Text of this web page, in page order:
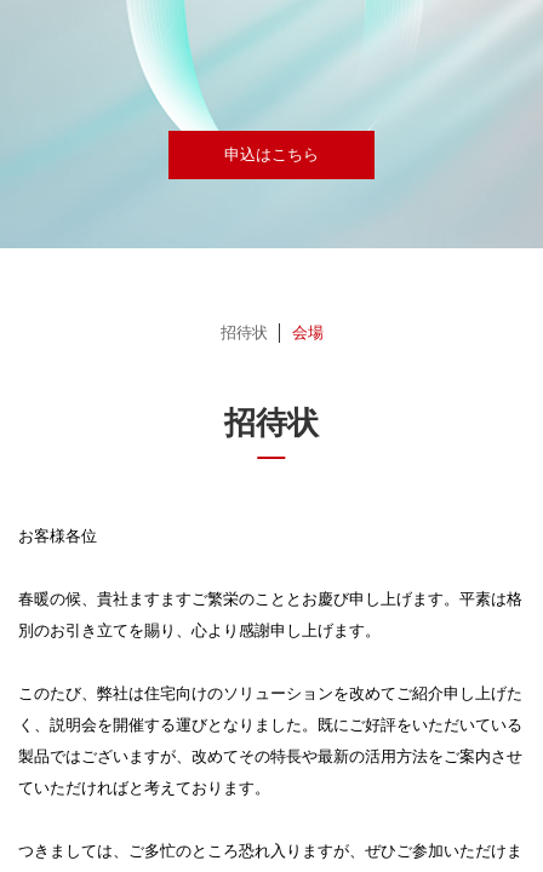
申込はこちら
招待状 会場
招待状
お客様各位
春暖の候、貴社ますますご繁栄のこととお慶び申し上げます。平素は格
別のお引き立てを賜り、心より感謝申し上げます。
このたび、弊社は住宅向けのソリューションを改めてご紹介申し上げた
く、説明会を開催する運びとなりました。既にご好評をいただいている
製品ではございますが、改めてその特長や最新の活用方法をご案内させ
ていただければと考えております。
つきましては、ご多忙のところ恐れ入りますが、ぜひご参加いただけま